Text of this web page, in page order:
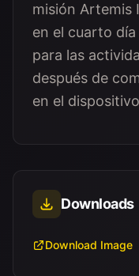
misión Artemis
en el cuarto
para las
después de
en el
Downloads
Download Image